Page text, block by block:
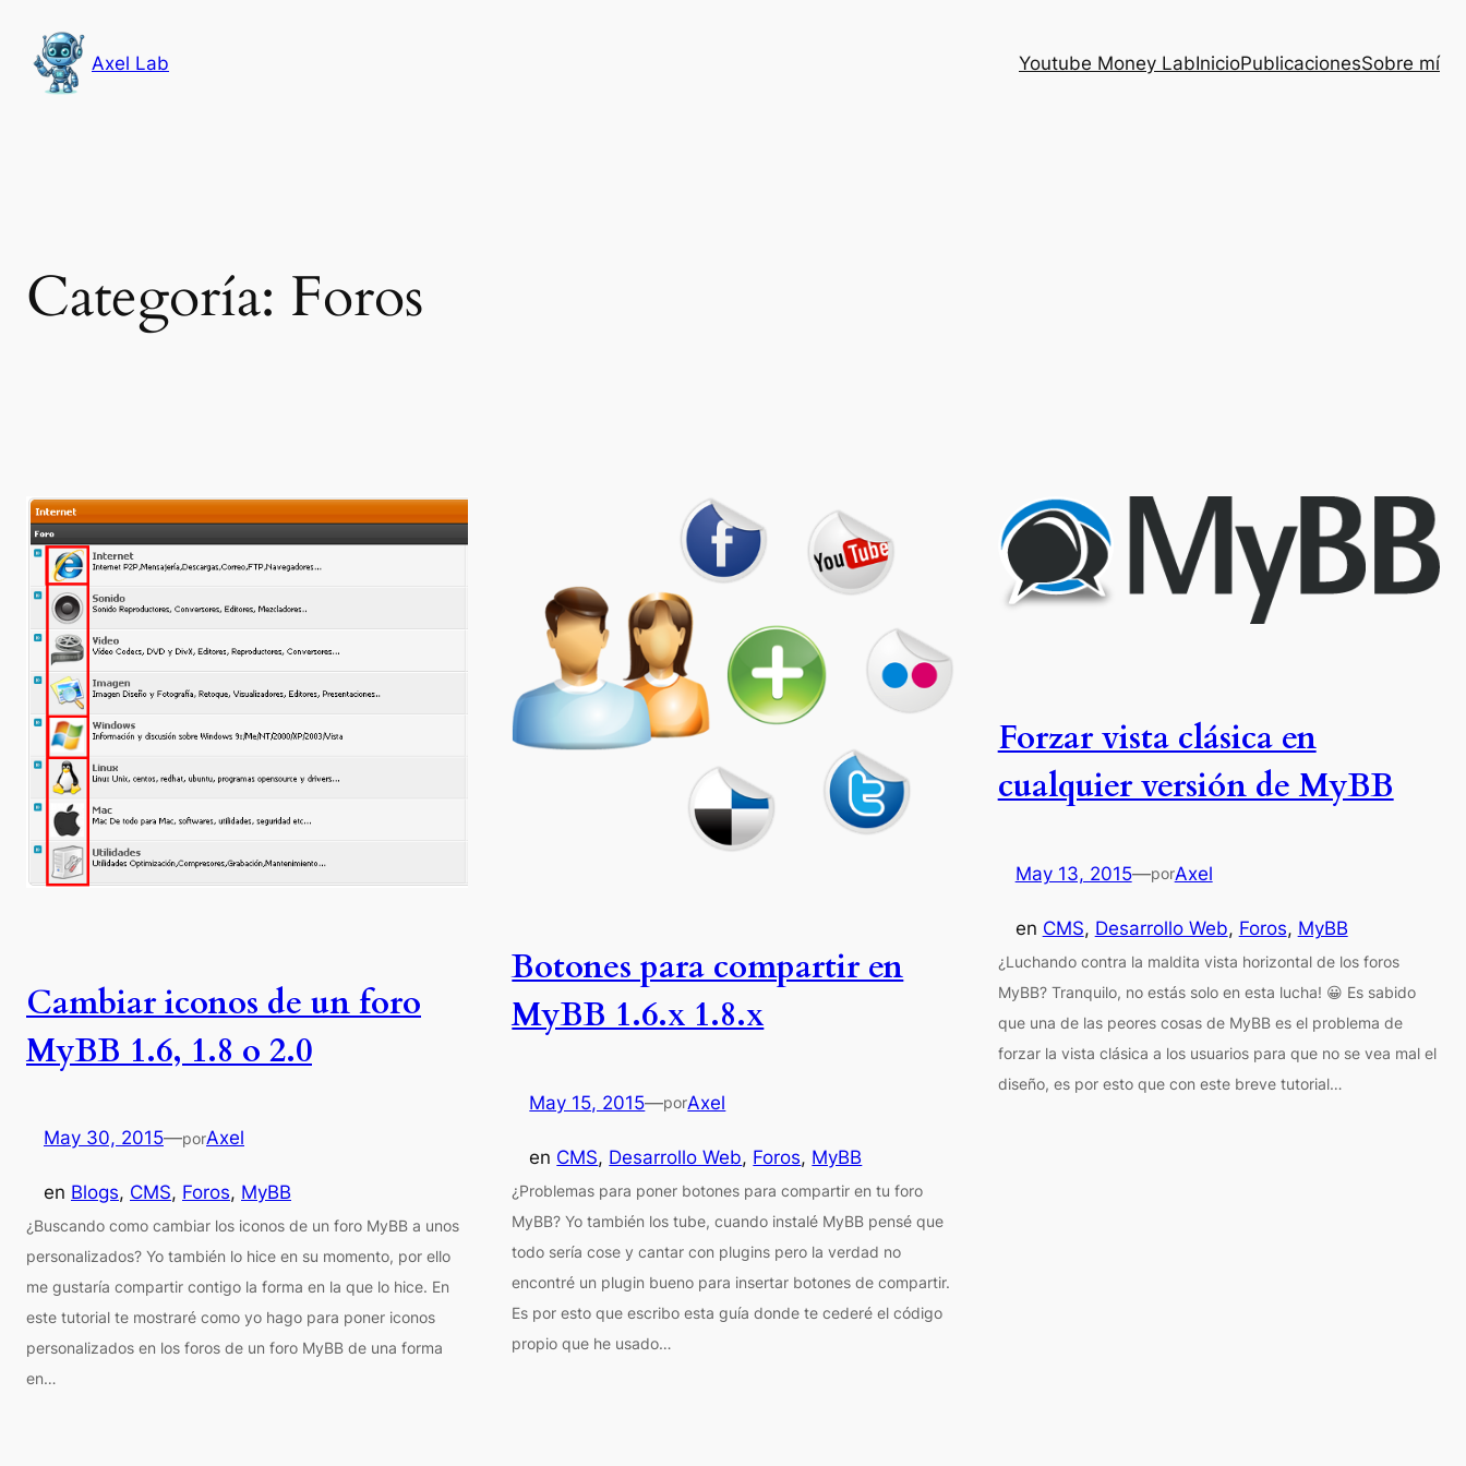
contenido
Axel Lab Youtube Money LabInicioPublicacionesSobre mí
Categoría: Foros
Cambiar iconos de un foro
MyBB 1.6, 1.8 o 2.0
May 30, 2015—porAxel
en Blogs, CMS, Foros, MyBB
¿Buscando como cambiar los iconos de un foro MyBB a unos
personalizados? Yo también lo hice en su momento, por ello
me gustaría compartir contigo la forma en la que lo hice. En
este tutorial te mostraré como yo hago para poner iconos
personalizados en los foros de un foro MyBB de una forma
en…
Botones para compartir en
MyBB 1.6.x 1.8.x
May 15, 2015—porAxel
en CMS, Desarrollo Web, Foros, MyBB
¿Problemas para poner botones para compartir en tu foro
MyBB? Yo también los tube, cuando instalé MyBB pensé que
todo sería cose y cantar con plugins pero la verdad no
encontré un plugin bueno para insertar botones de compartir.
Es por esto que escribo esta guía donde te cederé el código
propio que he usado…
Forzar vista clásica en
cualquier versión de MyBB
May 13, 2015—porAxel
en CMS, Desarrollo Web, Foros, MyBB
¿Luchando contra la maldita vista horizontal de los foros
MyBB? Tranquilo, no estás solo en esta lucha! 😀 Es sabido
que una de las peores cosas de MyBB es el problema de
forzar la vista clásica a los usuarios para que no se vea mal el
diseño, es por esto que con este breve tutorial…